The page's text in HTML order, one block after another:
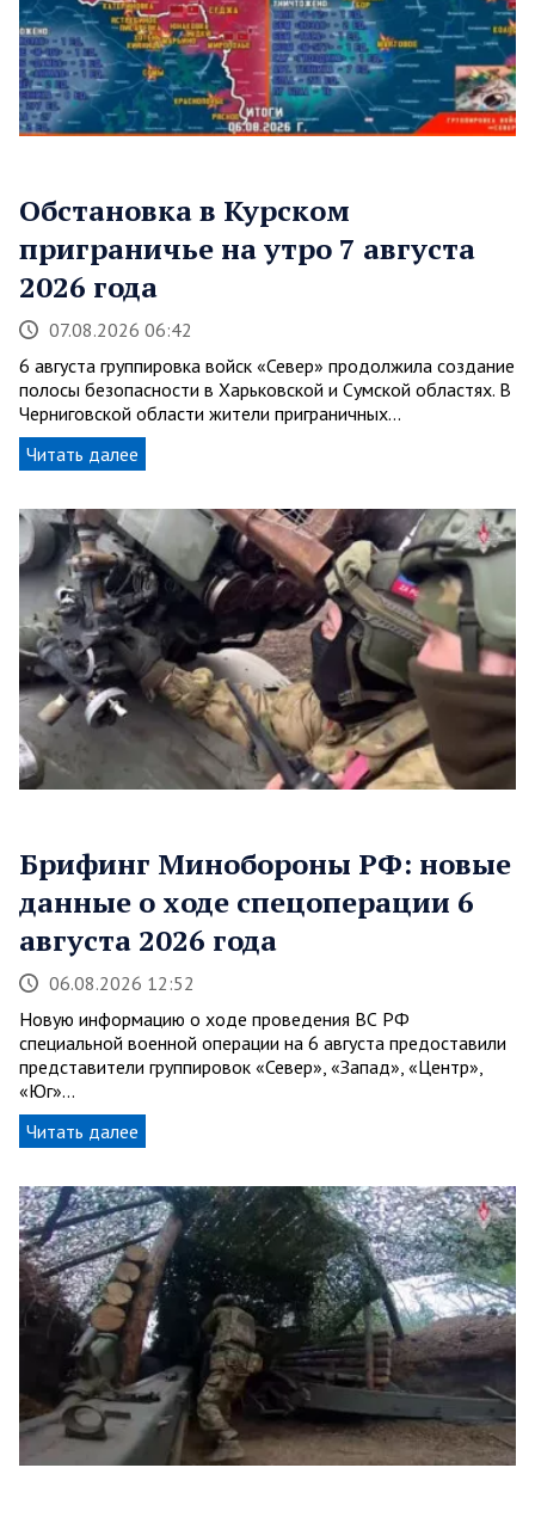
Обстановка в Курском
приграничье на утро 7 августа
2026 года
07.08.2026 06:42
6 августа группировка войск «Север» продолжила создание
полосы безопасности в Харьковской и Сумской областях. В
Черниговской области жители приграничных…
Читать далее
Брифинг Минобороны РФ: новые
данные о ходе спецоперации 6
августа 2026 года
06.08.2026 12:52
Новую информацию о ходе проведения ВС РФ
специальной военной операции на 6 августа предоставили
представители группировок «Север», «Запад», «Центр»,
«Юг»…
Читать далее